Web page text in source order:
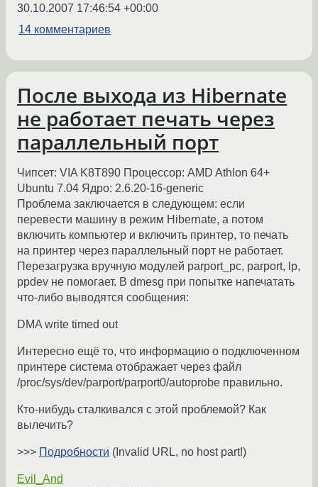
30.10.2007 17:46:54 +00:00
14 комментариев
После выхода из Hibernate
не работает печать через
параллельный порт
Чипсет: VIA K8T890 Процессор: AMD Athlon 64+
Ubuntu 7.04 Ядро: 2.6.20-16-generic
Проблема заключается в следующем: если
перевести машину в режим Hibernate, а потом
включить компьютер и включить принтер, то печать
на принтер через параллельный порт не работает.
Перезагрузка вручную модулей parport_pc, parport, lp,
ppdev не помогает. В dmesg при попытке напечатать
что-либо выводятся сообщения:
DMA write timed out
Интересно ещё то, что информацию о подключенном
принтере система отображает через файл
/proc/sys/dev/parport/parport0/autoprobe правильно.
Кто-нибудь сталкивался с этой проблемой? Как
вылечить?
>>> Подробности (Invalid URL, no host part!)
Evil_And